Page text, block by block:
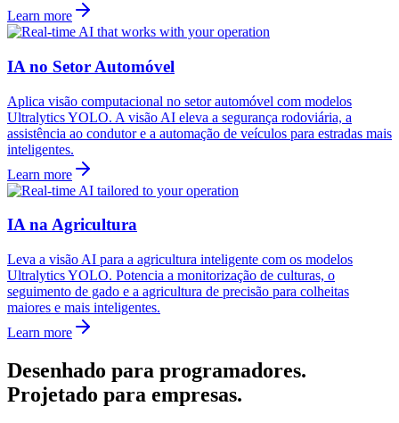
Learn more
IA no Setor Automóvel
Aplica visão computacional no setor automóvel com modelos
Ultralytics YOLO. A visão AI eleva a segurança rodoviária, a
assistência ao condutor e a automação de veículos para estradas mais
inteligentes.
Learn more
IA na Agricultura
Leva a visão AI para a agricultura inteligente com os modelos
Ultralytics YOLO. Potencia a monitorização de culturas, o
seguimento de gado e a agricultura de precisão para colheitas
maiores e mais inteligentes.
Learn more
Desenhado para programadores.
Projetado para empresas.